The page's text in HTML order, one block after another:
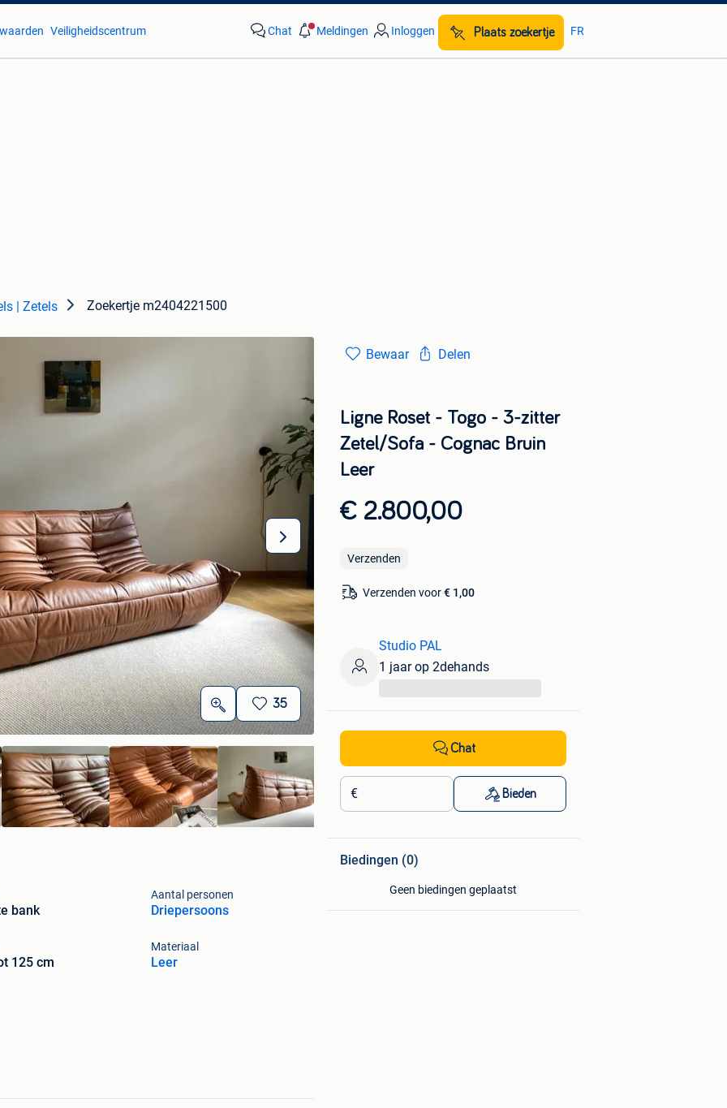
Veiligheidscentrum Chat Meldingen Inloggen Plaats zoekertje FR
| Zetels Zoekertje m2404221500
35
bank
Aantal personen
Driepersoons
125 cm
Materiaal
Leer
Bewaar Delen
Ligne Roset - Togo - 3-zitter
Zetel/Sofa - Cognac Bruin
Leer
€ 2.800,00
Verzenden
Verzenden voor€ 1,00
Studio PAL
1 jaar op 2dehands
Chat
€ Bieden
Biedingen (0)
Geen biedingen geplaatst